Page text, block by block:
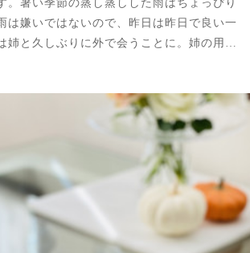
。暑い季節の蒸し蒸しした雨はちょっぴり
は嫌いではないので、昨日は昨日で良い一
姉と久しぶりに外で会うことに。姉の用…